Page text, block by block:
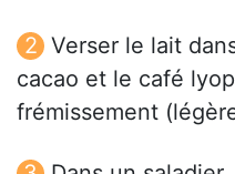
Verser le lait
cacao et le café
frémissement